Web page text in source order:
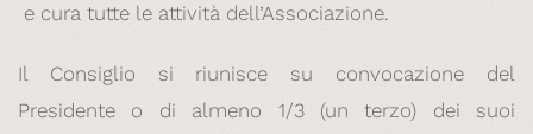
e cura tutte le attività dell’Associazione.
Il Consiglio si riunisce su convocazione del
Presidente o di almeno 1/3 (un terzo) dei suoi